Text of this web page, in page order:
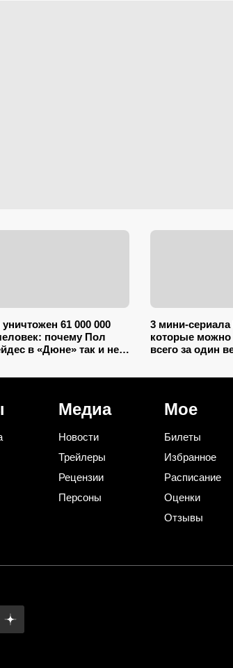
61 000 000
почему Пол
в «Дюне» так и не
3 мини-сериала
которые можно
всего за один
Медиа
Новости
Трейлеры
Рецензии
Персоны
Мое
Билеты
Избранное
Расписание
Оценки
Отзывы